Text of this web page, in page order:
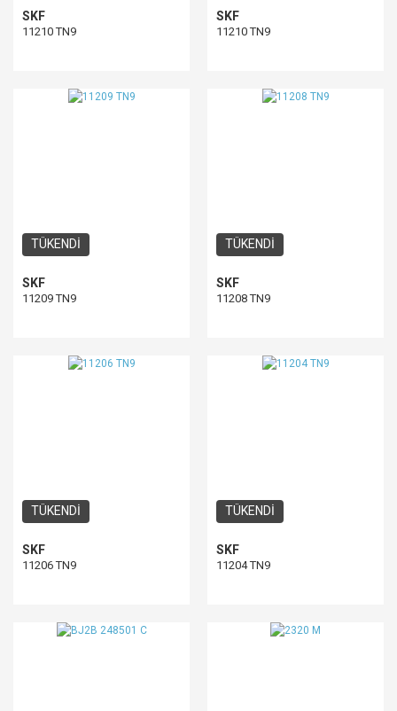
SKF
11210 TN9
SKF
11210 TN9
TÜKENDİ
SKF
11209 TN9
TÜKENDİ
SKF
11208 TN9
TÜKENDİ
SKF
11206 TN9
TÜKENDİ
SKF
11204 TN9